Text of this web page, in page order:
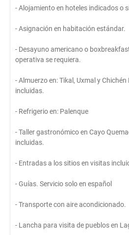
- Alojamiento en hoteles indicados o
- Asignación en habitación estándar.
- Desayuno americano o
operativa se requiera.
- Almuerzo en: Tikal, Uxmal y
incluidas.
- Refrigerio en: Palenque
- Taller gastronómico en Cayo
incluidas.
- Entradas a los sitios en visitas
- Guías. Servicio solo en español
- Transporte con aire acondicionado.
- Lancha para visita de pueblos en